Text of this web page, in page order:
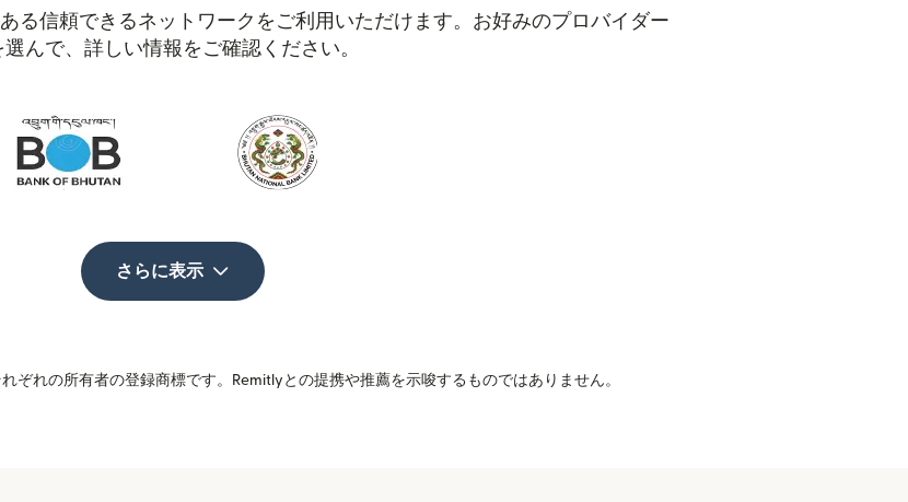
る信頼できるネットワークをご利用いただけます。お好みのプロバイダー
選んで、詳しい情報をご確認ください。
さらに表示
ぞれの所有者の登録商標です。Remitlyとの提携や推薦を示唆するものではありません。